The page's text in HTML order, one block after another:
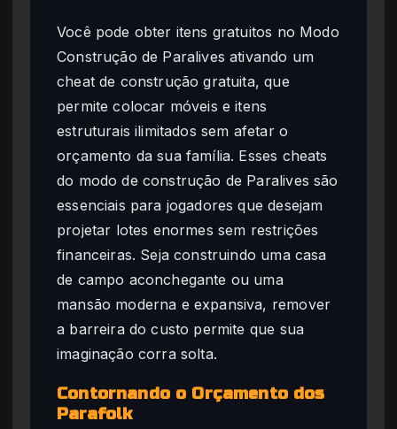
Você pode obter itens gratuitos no Modo
Construção de Paralives ativando um
cheat de construção gratuita, que
permite colocar móveis e itens
estruturais ilimitados sem afetar o
orçamento da sua família. Esses cheats
do modo de construção de Paralives são
essenciais para jogadores que desejam
projetar lotes enormes sem restrições
financeiras. Seja construindo uma casa
de campo aconchegante ou uma
mansão moderna e expansiva, remover
a barreira do custo permite que sua
imaginação corra solta.
Contornando o Orçamento dos
Parafolk